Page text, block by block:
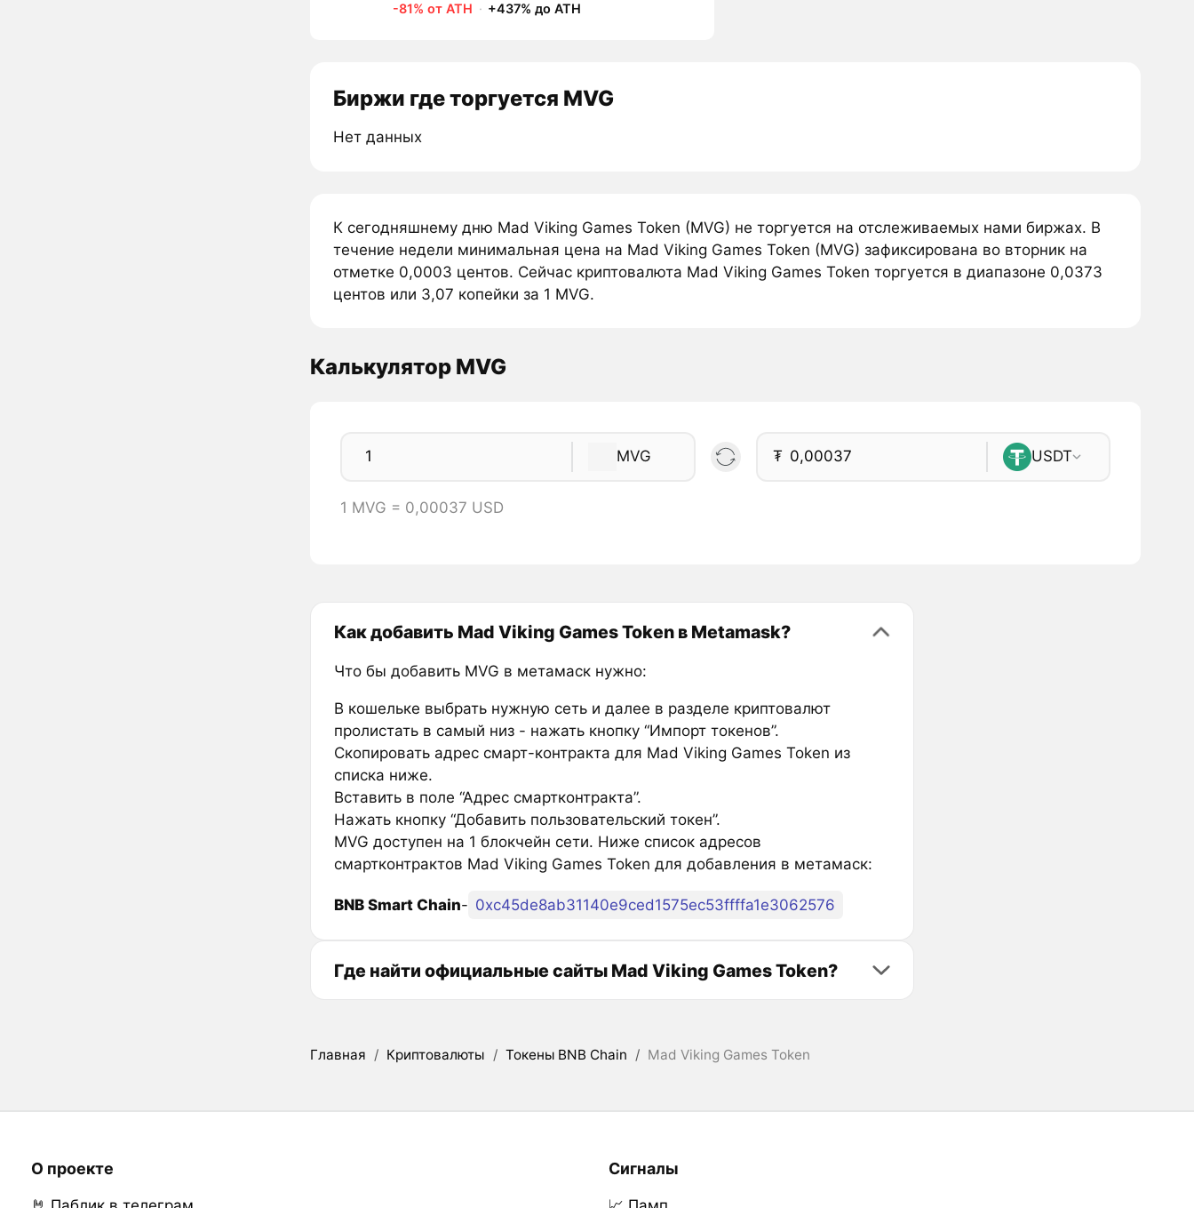
-81% от ATH · +437% до ATH
Биржи где торгуется MVG
Нет данных
К сегодняшнему дню Mad Viking Games Token (MVG) не торгуется на отслеживаемых нами биржах. В
течение недели минимальная цена на Mad Viking Games Token (MVG) зафиксирована во вторник на
отметке 0,0003 центов. Сейчас криптовалюта Mad Viking Games Token торгуется в диапазоне 0,0373
центов или 3,07 копейки за 1 MVG.
Калькулятор MVG
MVG ₮ USDT
1 MVG = 0,00037 USD
Как добавить Mad Viking Games Token в Metamask?
Что бы добавить MVG в метамаск нужно:
В кошельке выбрать нужную сеть и далее в разделе криптовалют
пролистать в самый низ - нажать кнопку “Импорт токенов”.
Скопировать адрес смарт-контракта для Mad Viking Games Token из
списка ниже.
Вставить в поле “Адрес смартконтракта”.
Нажать кнопку “Добавить пользовательский токен”.
MVG доступен на 1 блокчейн сети. Ниже список адресов
смартконтрактов Mad Viking Games Token для добавления в метамаск:
BNB Smart Chain- 0xc45de8ab31140e9ced1575ec53ffffa1e3062576
Где найти официальные сайты Mad Viking Games Token?
Главная / Криптовалюты / Токены BNB Chain / Mad Viking Games Token
О проекте Сигналы